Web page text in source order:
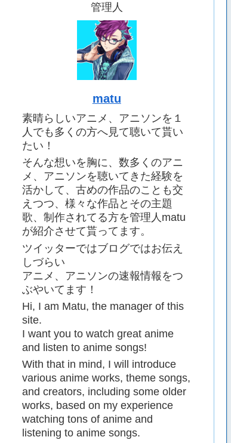
管理人
matu
素晴らしいアニメ、アニソンを１
人でも多くの方へ見て聴いて貰い
たい！
そんな想いを胸に、数多くのアニ
メ、アニソンを聴いてきた経験を
活かして、古めの作品のことも交
えつつ、様々な作品とその主題
歌、制作されてる方を管理人matu
が紹介させて貰ってます。
ツイッターではブログではお伝え
しづらい
アニメ、アニソンの速報情報をつ
ぶやいてます！
Hi, I am Matu, the manager of this
site.
I want you to watch great anime
and listen to anime songs!
With that in mind, I will introduce
various anime works, theme songs,
and creators, including some older
works, based on my experience
watching tons of anime and
listening to anime songs.